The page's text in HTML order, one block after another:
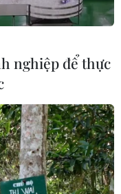
nghiệp để thực